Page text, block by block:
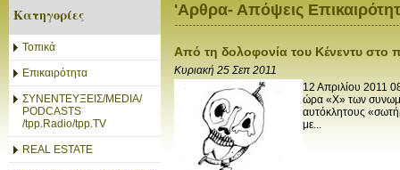
Κατηγορίες
Τοπικά
Επικαιρότητα
ΣΥΝΕΝΤΕΥΞΕΙΣ/MEDIA/
PODCASTS
/tpp.Radio/tpp.TV
REAL ESTATE
'Αρθρα- Απόψεις
Από τη δολοφονία του Κένεντυ στο
Κυριακή 25 Σεπ 2011
12 Απριλίου 2011
ώρα «Χ» των
αυτόκλητους
με...